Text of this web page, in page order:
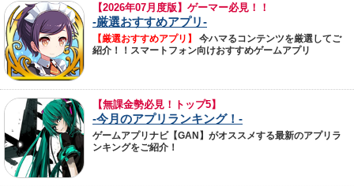
【2026年07月度版】ゲーマー必見！！
-厳選おすすめアプリ-
【厳選おすすめアプリ】
今ハマるコンテンツを厳選してご
紹介！！スマートフォン向けおすすめゲームアプリ
【無課金勢必見！トップ5】
-今月のアプリランキング！-
ゲームアプリナビ【GAN】がオススメする最新のアプリラ
ンキングをご紹介！